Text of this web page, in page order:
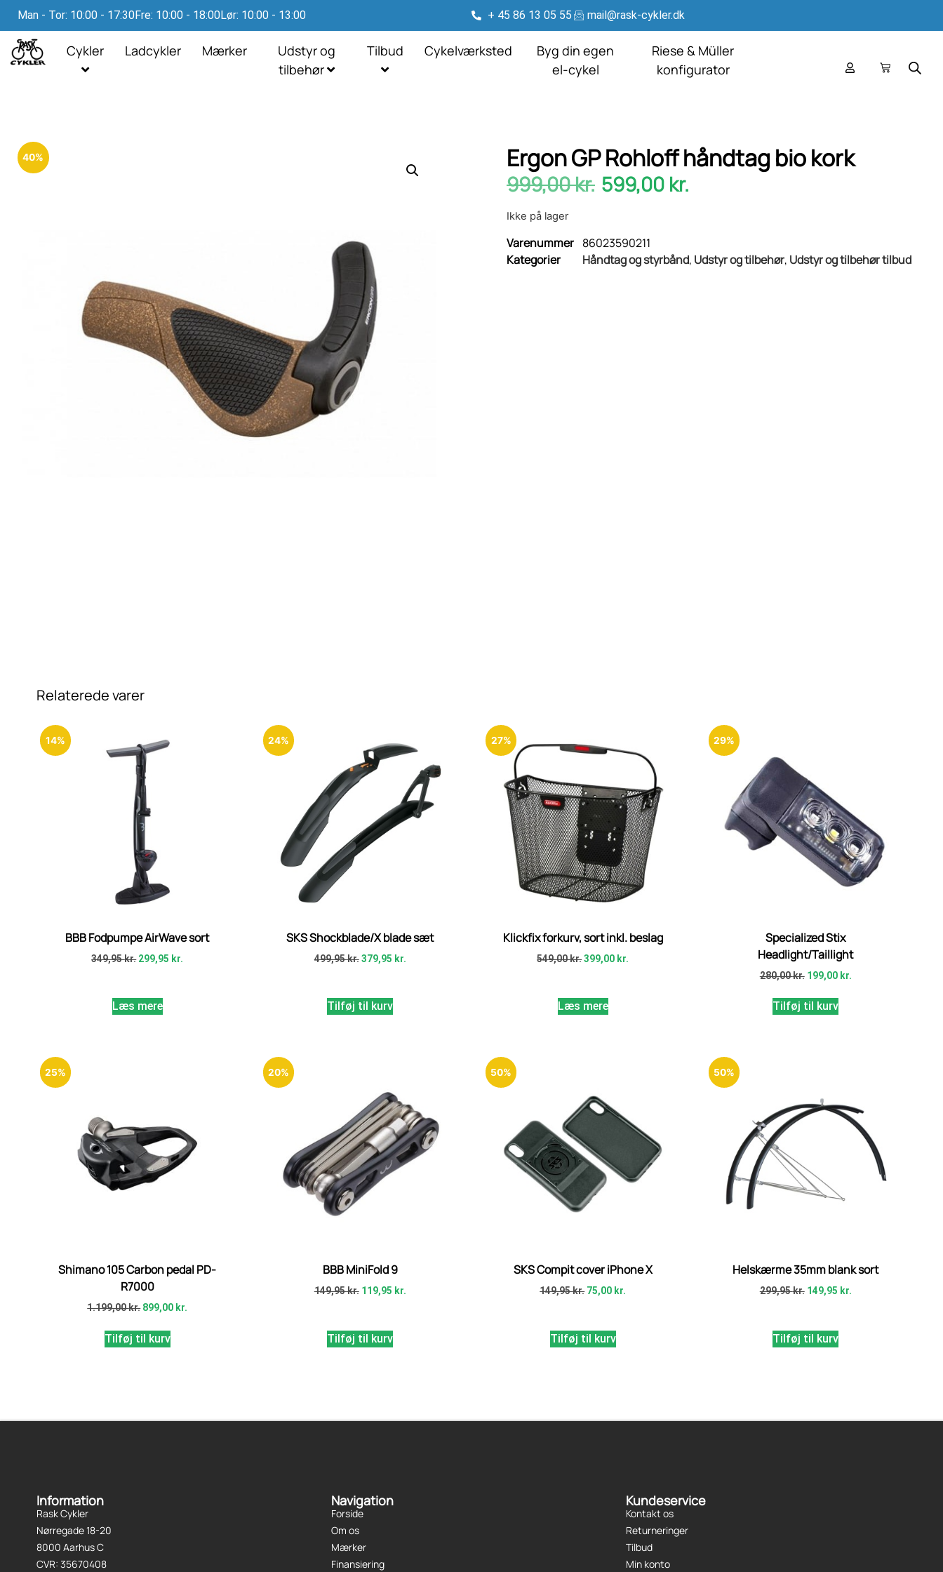
Man - Tor: 10:00 - 17:30Fre: 10:00 - 18:00Lør: 10:00 - 13:00 + 45 86 13 05 55 mail@rask-cykler.dk
Cykler Ladcykler Mærker
Udstyr og
tilbehør
Tilbud Cykelværksted
Byg din egen
el-cykel
Riese & Müller
konfigurator
40% Ergon GP Rohloff håndtag bio kork
999,00kr. 599,00 kr.
Ikke på lager
Varenummer 86023590211
Kategorier
Håndtag og styrbånd, Udstyr og tilbehør, Udstyr og tilbehør tilbud
Relaterede varer
14%
BBB Fodpumpe AirWave sort
349,95kr. 299,95 kr.
Læs mere
24%
SKS Shockblade/X blade sæt
499,95kr. 379,95 kr.
Tilføj til kurv
27%
Klickfix forkurv, sort inkl. beslag
549,00kr.399,00 kr.
Læs mere
29%
Specialized Stix
Headlight/Taillight
280,00kr. 199,00 kr.
Tilføj til kurv
25%
Shimano 105 Carbon pedal PD-
R7000
1.199,00kr. 899,00 kr.
Tilføj til kurv
20%
BBB MiniFold 9
149,95kr. 119,95 kr.
Tilføj til kurv
50%
SKS Compit cover iPhone X
149,95kr. 75,00 kr.
Tilføj til kurv
50%
Helskærme 35mm blank sort
299,95kr. 149,95 kr.
Tilføj til kurv
Information
Rask Cykler
Nørregade 18-20
8000 Aarhus C
CVR: 35670408
Navigation
Forside
Om os
Mærker
Finansiering
Kundeservice
Kontakt os
Returneringer
Tilbud
Min konto